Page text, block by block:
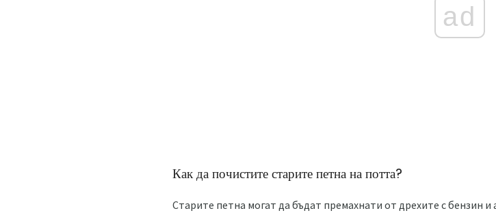
ad
Как да почистите старите петна на потта?
Старите петна могат да бъдат премахнати от дрехите с бензин